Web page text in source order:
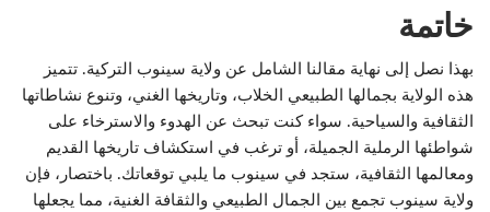
خاتمة
بهذا نصل إلى نهاية مقالنا الشامل عن ولاية سينوب التركية. تتميز
هذه الولاية بجمالها الطبيعي الخلاب، وتاريخها الغني، وتنوع نشاطاتها
الثقافية والسياحية. سواء كنت تبحث عن الهدوء والاسترخاء على
شواطئها الرملية الجميلة، أو ترغب في استكشاف تاريخها القديم
ومعالمها الثقافية، ستجد في سينوب ما يلبي توقعاتك. باختصار، فإن
ولاية سينوب تجمع بين الجمال الطبيعي والثقافة الغنية، مما يجعلها